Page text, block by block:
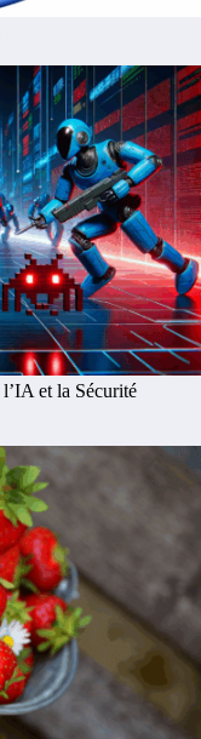
et la Sécurité